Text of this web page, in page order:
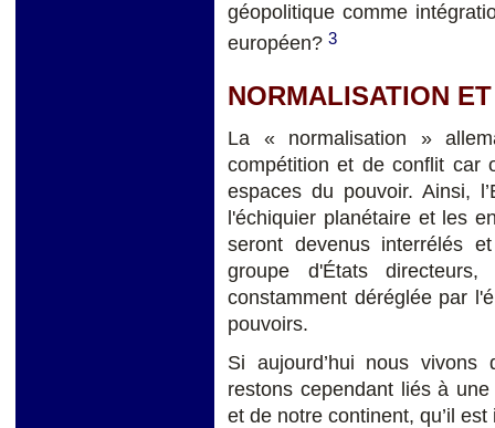
géopolitique comme
européen? 3
NORMALISATION
La « normalisation »
compétition et de conflit car
espaces du pouvoir. Ainsi,
l'échiquier planétaire et les
seront devenus interrélés
groupe d'États
constamment déréglée par
pouvoirs.
Si aujourd’hui nous
restons cependant liés à
et de notre continent, qu’il